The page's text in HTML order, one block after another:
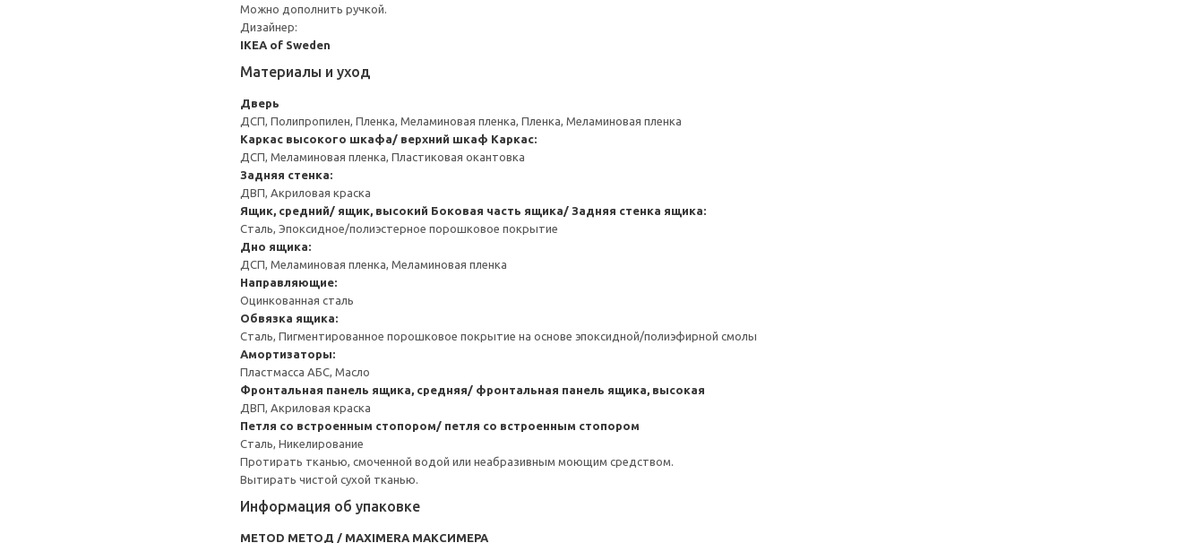
Можно дополнить ручкой.
Дизайнер:
IKEA of Sweden
Материалы и уход
Дверь
ДСП, Полипропилен, Пленка, Меламиновая пленка, Пленка, Меламиновая пленка
Каркас высокого шкафа/ верхний шкаф Каркас:
ДСП, Меламиновая пленка, Пластиковая окантовка
Задняя стенка:
ДВП, Акриловая краска
Ящик, средний/ ящик, высокий Боковая часть ящика/ Задняя стенка ящика:
Сталь, Эпоксидное/полиэстерное порошковое покрытие
Дно ящика:
ДСП, Меламиновая пленка, Меламиновая пленка
Направляющие:
Оцинкованная сталь
Обвязка ящика:
Сталь, Пигментированное порошковое покрытие на основе эпоксидной/полиэфирной смолы
Амортизаторы:
Пластмасса АБС, Масло
Фронтальная панель ящика, средняя/ фронтальная панель ящика, высокая
ДВП, Акриловая краска
Петля со встроенным стопором/ петля со встроенным стопором
Сталь, Никелирование
Протирать тканью, смоченной водой или неабразивным моющим средством.
Вытирать чистой сухой тканью.
Информация об упаковке
METOD МЕТОД / MAXIMERA МАКСИМЕРА